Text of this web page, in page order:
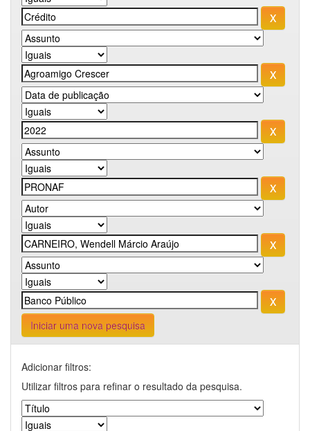
Iniciar uma nova pesquisa
Adicionar filtros:
Utilizar filtros para refinar o resultado da pesquisa.